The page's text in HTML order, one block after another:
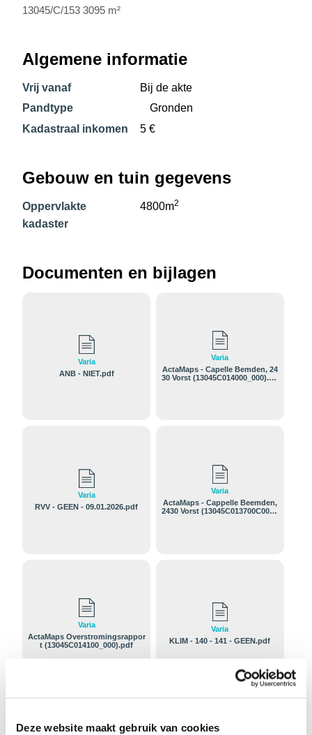
Deze website maakt gebruik van cookies
13045/C/153 3095 m²
Algemene informatie
Vrij vanaf
Bij de akte
Pandtype
Gronden
Kadastraal inkomen
5 €
Gebouw en tuin gegevens
Oppervlakte
kadaster
4800m2
Documenten en bijlagen
Varia
ANB - NIET.pdf
Varia
ActaMaps - Capelle Bemden, 24
30 Vorst (13045C014000_000).pd
Varia
RVV - GEEN - 09.01.2026.pdf
Varia
ActaMaps - Cappelle Beemden,
2430 Vorst (13045C013700C000).
Varia
ActaMaps Overstromingsrappor
t (13045C014100_000).pdf
Varia
KLIM - 140 - 141 - GEEN.pdf